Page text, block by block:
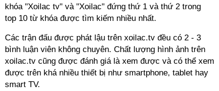
khóa "Xoilac tv" và "Xoilac" đứng thứ 1 và thứ 2 trong
top 10 từ khóa được tìm kiếm nhiều nhất.
Các trận đấu được phát lậu trên xoilac.tv đều có 2 - 3
bình luận viên không chuyên. Chất lượng hình ảnh trên
xoilac.tv cũng được đánh giá là xem được và có thể xem
được trên khá nhiều thiết bị như smartphone, tablet hay
smart TV.